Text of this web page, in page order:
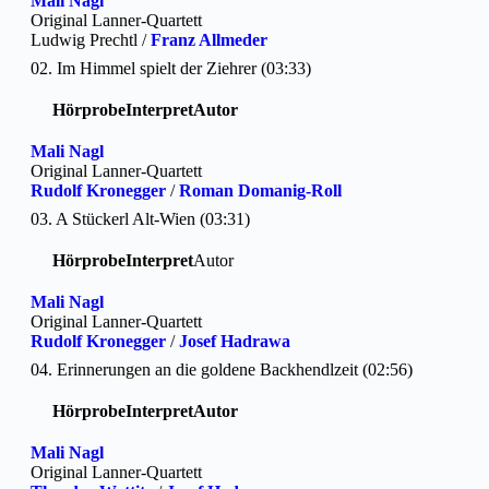
Original Lanner-Quartett
Ludwig Prechtl /Franz Allmeder
02. Im Himmel spielt der Ziehrer (03:33)
HörprobeInterpretAutor
Mali Nagl
Original Lanner-Quartett
Rudolf Kronegger /Roman Domanig-Roll
03. A Stückerl Alt-Wien (03:31)
HörprobeInterpretAutor
Mali Nagl
Original Lanner-Quartett
Rudolf Kronegger /Josef Hadrawa
04. Erinnerungen an die goldene Backhendlzeit (02:56)
HörprobeInterpretAutor
Mali Nagl
Original Lanner-Quartett